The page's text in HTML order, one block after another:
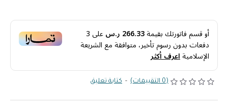
أو قسم فاتورتك بقيمة266.33 ر.س على3
دفعات بدون رسوم تأخير، متوافقة مع الشريعة
الإسلاميةاعرف أكثر
(0 التقييمات) - كتابة تعليق